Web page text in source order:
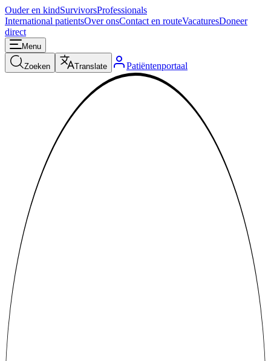
Ouder en kindSurvivorsProfessionals
International patientsOver onsContact en routeVacaturesDoneer
direct
Menu
Zoeken Translate Patiëntenportaal